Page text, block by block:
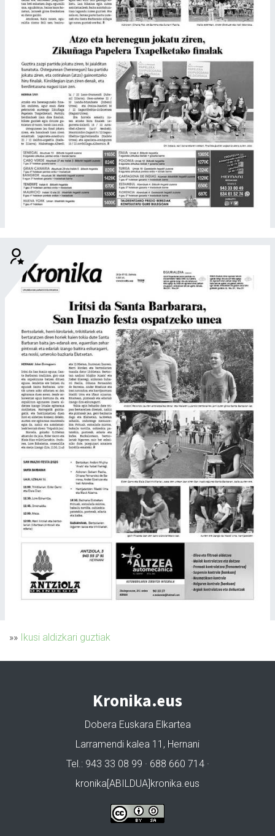
»» Ikusi aldizkari guztiak
Kronika.eus
Dobera Euskara Elkartea
Larramendi kalea 11, Hernani
Tel.: 943 33 08 99 · 688 660 714 ·
kronika[ABILDUA]kronika.eus